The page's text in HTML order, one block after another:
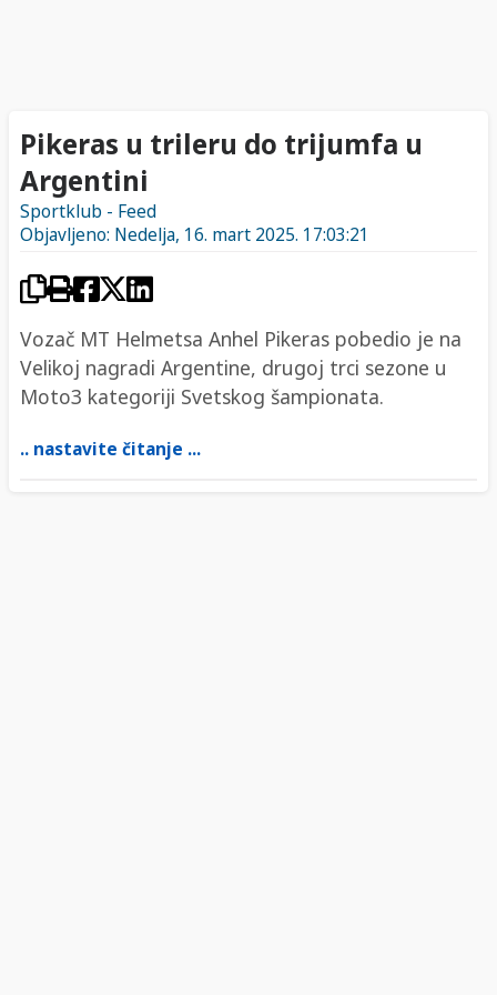
Pikeras u trileru do trijumfa u
Argentini
Sportklub - Feed
Objavljeno: Nedelja, 16. mart 2025. 17:03:21
Vozač MT Helmetsa Anhel Pikeras pobedio je na
Velikoj nagradi Argentine, drugoj trci sezone u
Moto3 kategoriji Svetskog šampionata.
.. nastavite čitanje ...